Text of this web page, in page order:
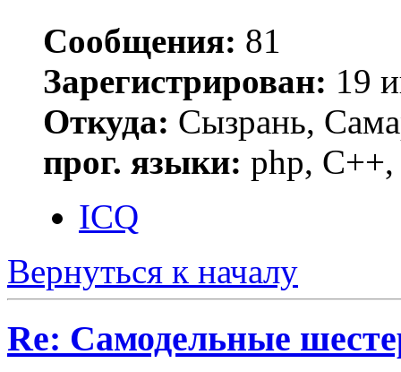
Сообщения: 81
Зарегистрирован: 19
Откуда: Сызрань,
прог. языки: php,
ICQ
Вернуться к началу
Re: Самодельные